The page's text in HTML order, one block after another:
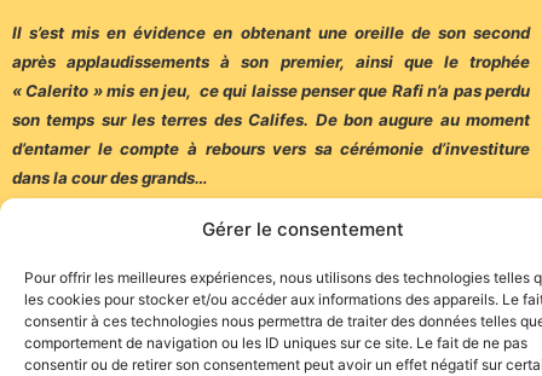
Gérer le consentement
Pour offrir les meilleures expériences, nous utilisons des technologies telles
les cookies pour stocker et/ou accéder aux informations des appareils. Le
consentir à ces technologies nous permettra de traiter des données telles
comportement de navigation ou les ID uniques sur ce site. Le fait de ne pas
consentir ou de retirer son consentement peut avoir un effet négatif sur
Il s’est mis en évidence en obtenant une oreille de son second
après applaudissements à son premier, ainsi que le trophée
« Calerito » mis en jeu, ce qui laisse penser que Rafi n’a pas perdu
son temps sur les terres des Califes. De bon augure au moment
d’entamer le compte à rebours vers sa cérémonie d’investiture
dans la cour des grands…
A noter que Tomás Rufo a lui aussi coupé une oreille de son
salué avant de faire une vuelta…
(Photos : Arjona – Mundotoro)